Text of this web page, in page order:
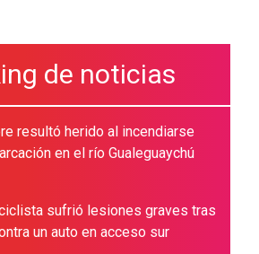
de noticias
resultó herido al incendiarse
en el río Gualeguaychú
sufrió lesiones graves tras
un auto en acceso sur